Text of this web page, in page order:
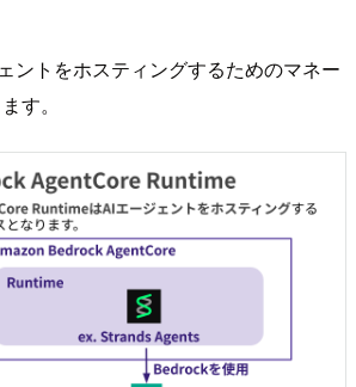
ントをホスティングするためのマネー
す。